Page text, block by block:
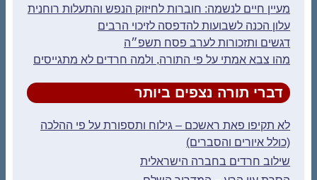
מעיין חיים לנשמה: חוברות לחיזוק הנפש והתעלות רוחנית
עלון הכנה לשבועות להדפסה לזיכוי הרבים
דגשים ותזכורות לערב פסח תשפ״ה
מהו צבא אמתי על פי התורה, ולמה חרדים לא מתגייסים
דברי תורה נצפים ביותר
לא תקיפו פאת ראשכם – גילוח ותספורת על פי ההלכה
(כולל איורים והסברים)
שילוב חרדים בחברה הישראלית